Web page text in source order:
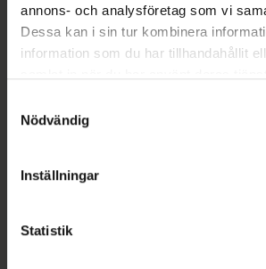
annons- och analysföretag som vi
Dessa kan i sin tur kombinera
information som du har tillhandahållit
återkalla ditt samtycke via webbplatsens
cookieinställningar. Ett återkallat
lagligheten av behandling som skett
Nödvändig
Inställningar
Statistik
Läs alltid bipacksedeln
användning.
Kronans Apotek finns här för dig. Du
syd till Lappland i norr, och online i
datorn. Oavsett vem du är så är det